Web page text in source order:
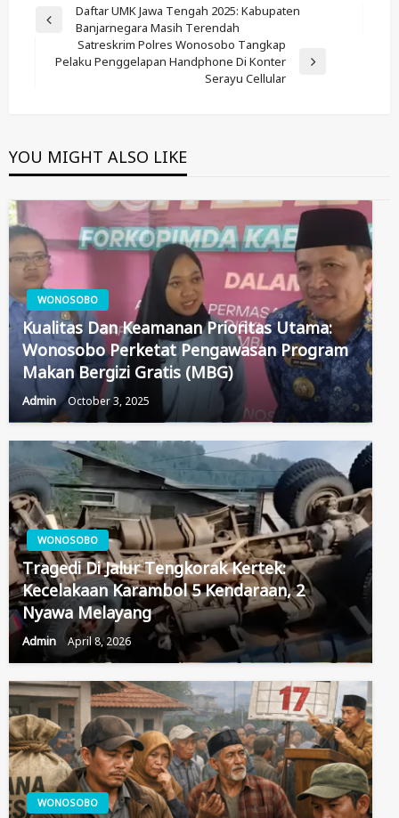
Post
Navigation
Previous
Daftar UMK Jawa Tengah 2025: Kabupaten
Banjarnegara Masih Terendah
Next
Satreskrim Polres Wonosobo Tangkap
Pelaku Penggelapan Handphone Di Konter
Serayu Cellular
YOU MIGHT ALSO LIKE
WONOSOBO
Kualitas Dan Keamanan Prioritas Utama:
Wonosobo Perketat Pengawasan Program
Makan Bergizi Gratis (MBG)
Admin October 3, 2025
WONOSOBO
Tragedi Di Jalur Tengkorak Kertek:
Kecelakaan Karambol 5 Kendaraan, 2
Nyawa Melayang
Admin April 8, 2026
WONOSOBO